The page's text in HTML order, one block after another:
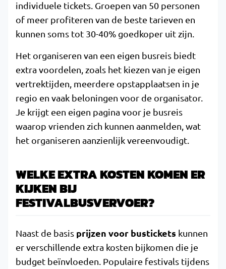
individuele tickets. Groepen van 50 personen
of meer profiteren van de beste tarieven en
kunnen soms tot 30-40% goedkoper uit zijn.
Het organiseren van een eigen busreis biedt
extra voordelen, zoals het kiezen van je eigen
vertrektijden, meerdere opstapplaatsen in je
regio en vaak beloningen voor de organisator.
Je krijgt een eigen pagina voor je busreis
waarop vrienden zich kunnen aanmelden, wat
het organiseren aanzienlijk vereenvoudigt.
WELKE EXTRA KOSTEN KOMEN ER
KIJKEN BIJ
FESTIVALBUSVERVOER?
Naast de basis prijzen voor bustickets kunnen
er verschillende extra kosten bijkomen die je
budget beïnvloeden. Populaire festivals tijdens